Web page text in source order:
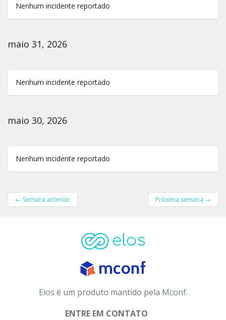
Nenhum incidente reportado
maio 31, 2026
Nenhum incidente reportado
maio 30, 2026
Nenhum incidente reportado
← Semana anterior Próxima semana →
Elos é um produto mantido pela Mconf.
ENTRE EM CONTATO